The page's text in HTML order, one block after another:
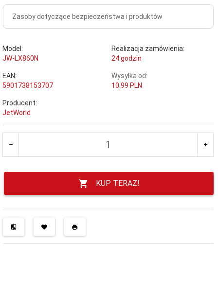
Zasoby dotyczące bezpieczeństwa i produktów
Model:
JW-LX860N
Realizacja zamówienia:
24 godzin
EAN:
5901738153707
Wysyłka od:
10.99 PLN
Producent:
JetWorld
KUP TERAZ!